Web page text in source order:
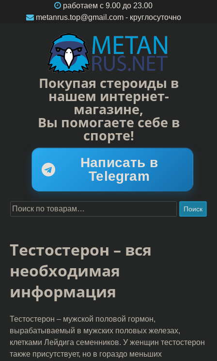
работаем c 9.00 до 23.00
metanrus.top@gmail.com- круглосуточно
Покупая стероиды в
нашем интернет-
магазине,
Вы помогаете себе в
спорте!
Написать в
Telegram
Поиск
Тестостерон – вся
необходимая
информация
Тестостерон – мужской половой гормон,
вырабатываемый в мужских половых железах,
клетками Лейдига семенников. У женщин тестостерон
также присутствует, но в гораздо меньших